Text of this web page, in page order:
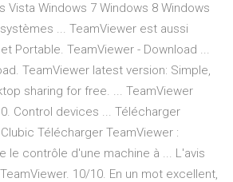
Vista Windows 7 Windows 8 Windows
... TeamViewer est aussi
Portable. TeamViewer - Download ...
TeamViewer latest version: Simple,
sharing for free. ... TeamViewer
Control devices ... Télécharger
Télécharger TeamViewer :
le contrôle d'une machine à ... L'avis
10/10. En un mot excellent,